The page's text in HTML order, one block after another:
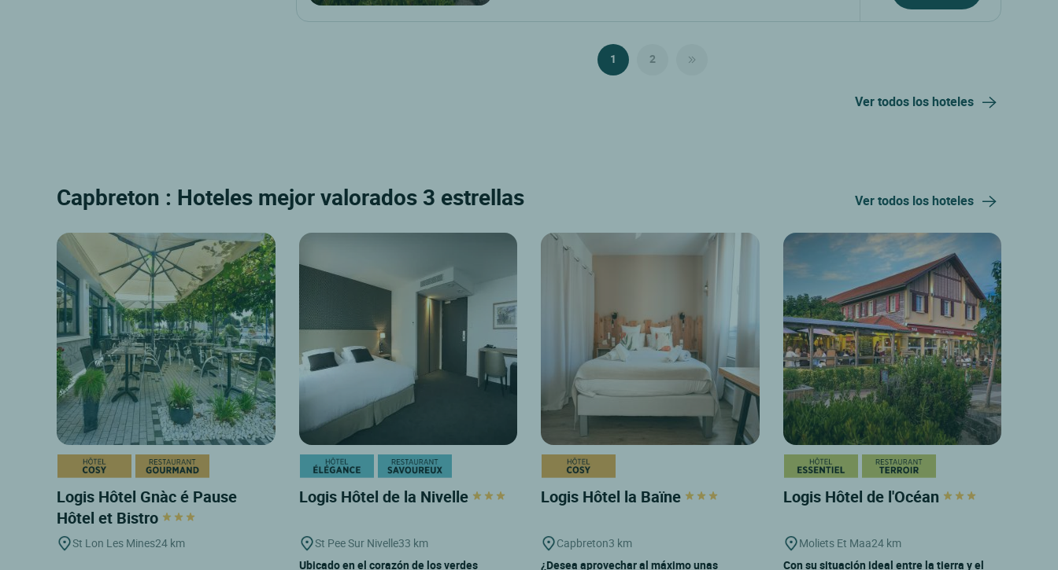
1 2
Ver todos los hoteles
Capbreton : Hoteles mejor valorados 3 estrellas Ver todos los hoteles
Logis Hôtel Gnàc é Pause
Hôtel et Bistro
St Lon Les Mines24 km
Logis Hôtel de la Nivelle
St Pee Sur Nivelle33 km
Ubicado en el corazón de los verdes
Logis Hôtel la Baïne
Capbreton3 km
¿Desea aprovechar al máximo unas
Logis Hôtel de l'Océan
Moliets Et Maa24 km
Con su situación ideal entre la tierra y el